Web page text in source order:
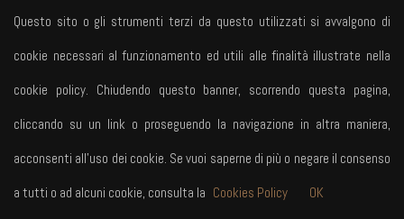
© Bastian srl Via dei Da Prata 24
Privacy Policy Informativa sui cookies
Questo sito o gli strumenti terzi da questo utilizzati si avvalgono di
cookie necessari al funzionamento ed utili alle finalità illustrate nella
cookie policy. Chiudendo questo banner, scorrendo questa pagina,
cliccando su un link o proseguendo la navigazione in altra maniera,
acconsenti all’uso dei cookie. Se vuoi saperne di più o negare il consenso
a tutti o ad alcuni cookie, consulta la Cookies Policy OK